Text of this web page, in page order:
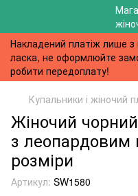
Накладений платіж лише
ласка, не оформлюйте
робити передоплату!
Купальники і жіночий
Жіночий
з леопардовим
розміри
Артикул: SW1580